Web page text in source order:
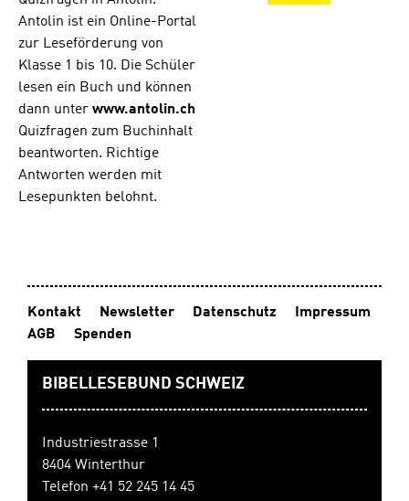
Antolin ist ein Online-Portal
zur Leseförderung von
Klasse 1 bis 10. Die Schüler
lesen ein Buch und können
dann unter www.antolin.ch
Quizfragen zum Buchinhalt
beantworten. Richtige
Antworten werden mit
Lesepunkten belohnt.
offensichtlich
mutig und stark
CD, Spielzeit 158
Kontakt Newsletter Datenschutz
Impressum
AGB
Spenden
BIBELLESEBUND SCHWEIZ
Industriestrasse 1
8404 Winterthur
Telefon +41 52 245 14 45